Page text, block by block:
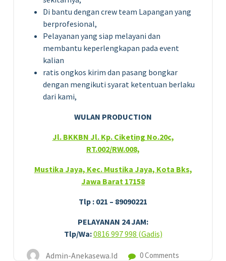
Di bantu dengan crew team Lapangan yang
berprofesional,
Pelayanan yang siap melayani dan
membantu keperlengkapan pada event
kalian
ratis ongkos kirim dan pasang bongkar
dengan mengikuti syarat ketentuan berlaku
dari kami,
WULAN PRODUCTION
Jl. BKKBN Jl. Kp. Ciketing No.20c,
RT.002/RW.008,
Mustika Jaya, Kec. Mustika Jaya, Kota Bks,
Jawa Barat 17158
Tlp : 021 – 89090221
PELAYANAN 24 JAM:
Tlp/Wa:0816 997 998 (Gadis)
Admin-Anekasewa.id 0 Comments